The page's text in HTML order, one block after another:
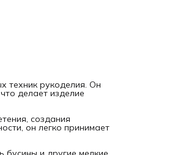
техник рукоделия. Он
делает изделие
создания
он легко принимает